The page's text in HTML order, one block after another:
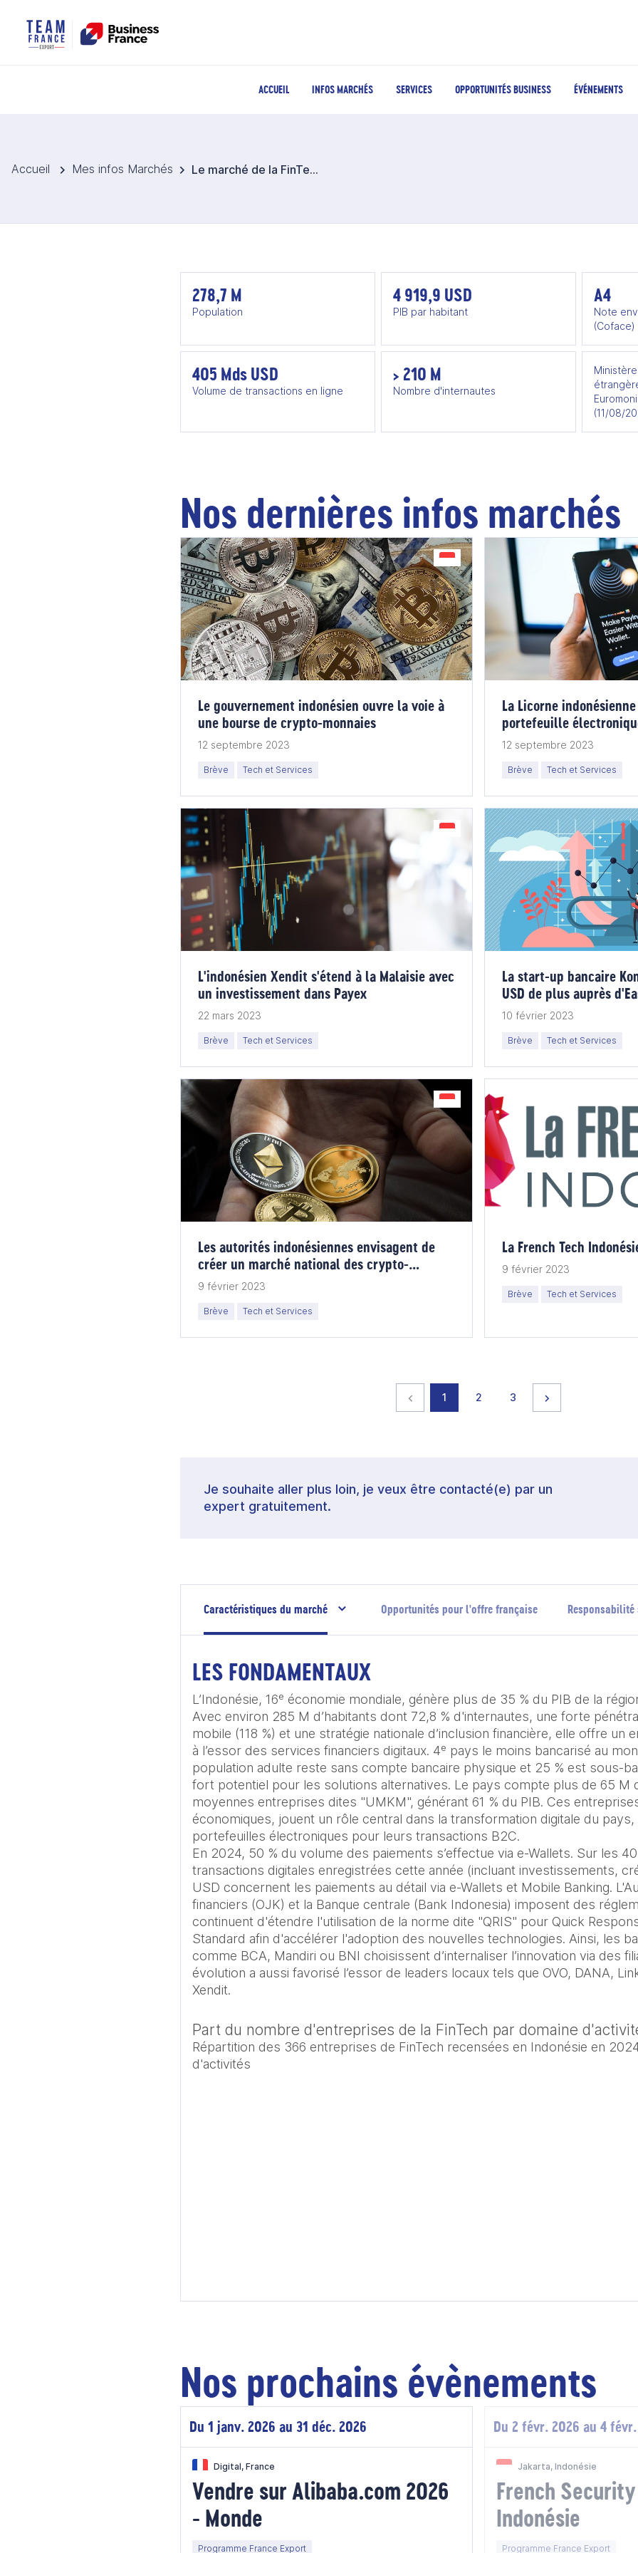
ACCUEIL INFOS MARCHÉS SERVICES OPPORTUNITÉS BUSINESS ÉVÉNEMENTS
Accueil Mes infos Marchés Le marché de la FinTech en Indonésie
278,7 M
Population
4 919,9 USD
PIB par habitant
A4
Note
(Coface)
405 Mds USD
Volume de transactions en ligne
> 210 M
Nombre d'internautes
(11/08/
Nos dernières infos marchés
Le gouvernement indonésien ouvre la voie à
une bourse de crypto-monnaies
12 septembre 2023
Brève Tech et Services
La Licorne
portefeuille
12 septembre 2023
Brève Tech et Services
L'indonésien Xendit s'étend à la Malaisie avec
un investissement dans Payex
22 mars 2023
Brève Tech et Services
La start-up bancaire
USD de plus auprès
10 février 2023
Brève Tech et Services
Les autorités indonésiennes envisagent de
créer un marché national des crypto-
monnaies cette année
9 février 2023
Brève Tech et Services
La French Tech
9 février 2023
Brève Tech et Services
Page précédente
page
1 page
2 page
3
Je souhaite aller plus loin, je veux être contacté(e) par un
expert gratuitement.
Caractéristiques du marché Opportunités pour l'offre française
LES FONDAMENTAUX
L’Indonésie, 16ᵉ économie mondiale, génère plus de 35 % du PIB de la
Avec environ 285 M d’habitants dont 72,8 % d'internautes, une forte
mobile (118 %) et une stratégie nationale d’inclusion financière, elle offre un
à l’essor des services financiers digitaux. 4ᵉ pays le moins bancarisé au
population adulte reste sans compte bancaire physique et 25 % est sous-
fort potentiel pour les solutions alternatives. Le pays compte plus de 65 M
moyennes entreprises dites "UMKM", générant 61 % du PIB. Ces
économiques, jouent un rôle central dans la transformation digitale du pays,
portefeuilles électroniques pour leurs transactions B2C.
En 2024, 50 % du volume des paiements s’effectue via e-Wallets. Sur les
transactions digitales enregistrées cette année (incluant investissements,
USD concernent les paiements au détail via e-Wallets et Mobile Banking.
financiers (OJK) et la Banque centrale (Bank Indonesia) imposent des
continuent d'étendre l'utilisation de la norme dite "QRIS" pour Quick
Standard afin d'accélérer l'adoption des nouvelles technologies. Ainsi, les
comme BCA, Mandiri ou BNI choisissent d’internaliser l’innovation via des
évolution a aussi favorisé l’essor de leaders locaux tels que OVO, DANA,
Xendit.
Part du nombre d'entreprises de la FinTech par domaine
Répartition des 366 entreprises de FinTech recensées en Indonésie en
d'activités
Nos prochains évènements
Du 1 janv. 2026 au 31 déc. 2026
Digital, France
Vendre sur Alibaba.com 2026
- Monde
Programme France Export
Du 2 févr. 2026 au 4
Jakarta, Indonésie
French
Indonésie
Programme France Export